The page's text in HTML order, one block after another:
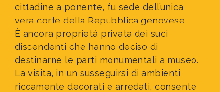
cittadine a ponente, fu sede dell’unica
vera corte della Repubblica genovese.
È ancora proprietà privata dei suoi
discendenti che hanno deciso di
destinarne le parti monumentali a museo.
La visita, in un susseguirsi di ambienti
riccamente decorati e arredati, consente